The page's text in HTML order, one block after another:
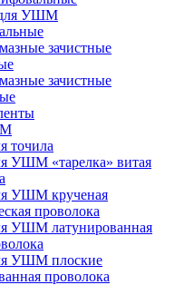
УШМ
зачистные
зачистные
точила
УШМ «тарелка» витая
УШМ крученая
проволока
УШМ латунированная
УШМ плоские
проволока